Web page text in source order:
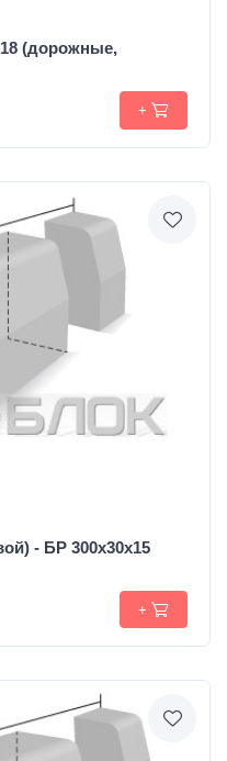
(дорожные,
+
- БР 300х30х15
+